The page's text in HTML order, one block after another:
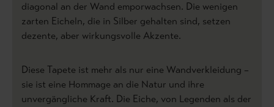
diagonal an der Wand emporwachsen. Die wenigen
zarten Eicheln, die in Silber gehalten sind, setzen
dezente, aber wirkungsvolle Akzente.
Diese Tapete ist mehr als nur eine Wandverkleidung –
sie ist eine Hommage an die Natur und ihre
unvergängliche Kraft. Die Eiche, von Legenden als der